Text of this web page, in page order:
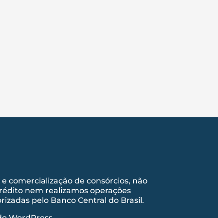
comercialização de consórcios, não
nem realizamos operações
pelo Banco Central do Brasil.